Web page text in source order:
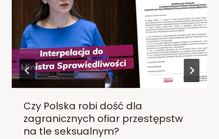
Czy Polska robi dość dla
zagranicznych ofiar przestępstw
na tle seksualnym?